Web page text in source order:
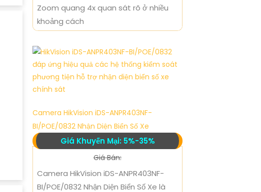
Zoom quang 4x quan sát rõ ở nhiều
khoảng cách
Camera HikVision iDS-ANPR403NF-
BI/POE/0832 Nhận Diện Biển Số Xe
Giá Khuyến Mại: 5%-35%
Giá Bán:
Camera HikVision iDS-ANPR403NF-
BI/POE/0832 Nhận Diện Biển Số Xe là